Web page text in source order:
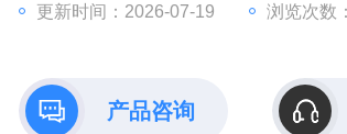
信号类型​：支持电压（±10V、0-10V、
更新时间：2026-07-19 浏览次数
产品咨询